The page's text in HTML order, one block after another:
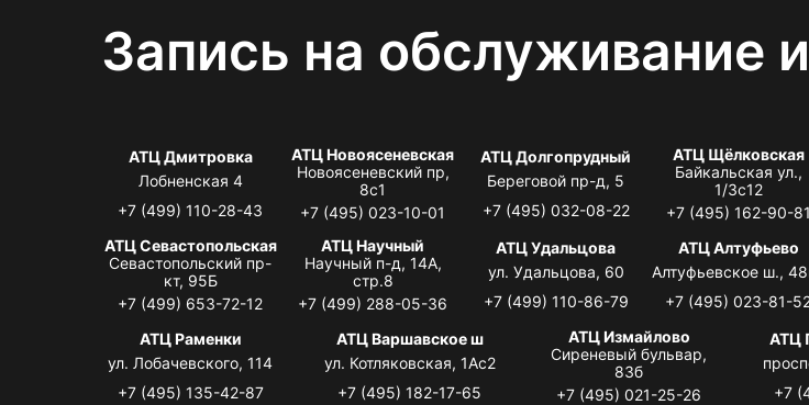
Запись на обслуживание
АТЦ Дмитровка
Лобненская 4
+7 (499) 110-28-43
АТЦ Новоясеневская
Новоясеневский пр,
8с1
+7 (495) 023-10-01
АТЦ Долгопрудный
Береговой пр-д, 5
+7 (495) 032-08-22
АТЦ Щёлковская
Байкальская ул.,
1/3с12
+7 (495) 162-90-81
АТЦ Севастопольская
Севастопольский пр-
кт, 95Б
+7 (499) 653-72-12
АТЦ Научный
Научный п-д, 14А,
стр.8
+7 (499) 288-05-36
АТЦ Удальцова
ул. Удальцова, 60
+7 (499) 110-86-79
АТЦ Алтуфьево
Алтуфьевское ш.,
+7 (495) 023-81-
АТЦ Раменки
ул. Лобачевского, 114
+7 (495) 135-42-87
АТЦ Варшавское ш
ул. Котляковская, 1Ас2
+7 (495) 182-17-65
АТЦ Измайлово
Сиреневый бульвар,
83б
+7 (495) 021-25-26
АТЦ
+7